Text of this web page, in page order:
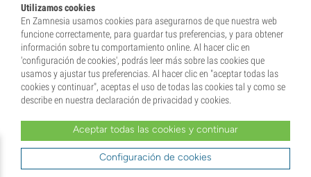
Utilizamos cookies
En Zamnesia usamos cookies para asegurarnos de que nuestra web
funcione correctamente, para guardar tus preferencias, y para obtener
información sobre tu comportamiento online. Al hacer clic en
'configuración de cookies', podrás leer más sobre las cookies que
usamos y ajustar tus preferencias. Al hacer clic en "aceptar todas las
cookies y continuar", aceptas el uso de todas las cookies tal y como se
describe en nuestra declaración de privacidad y cookies.
Aceptar todas las cookies y continuar
Configuración de cookies
* Nuestras semillas se venden como suvenires. La germinación de semillas es ilegal en muchos
tu lugar de residencia y que conoces las normativas locales. También eximes de toda responsabilidad a
Zamnesia si actúas al margen de ellas.